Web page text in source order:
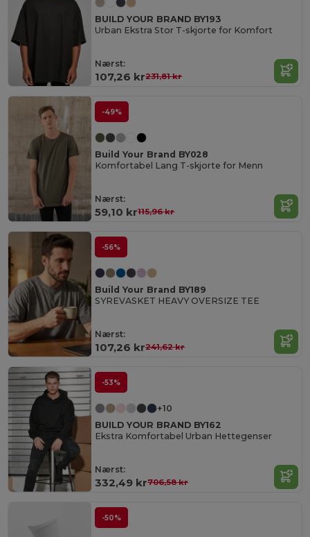
BUILD YOUR BRAND BY193
Urban Ekstra Stor T-skjorte for Komfort
Nærst:
107,26 kr231,81 kr
-49%
Build Your Brand BY028
Komfortabel Lang T-skjorte for Menn
Nærst:
59,10 kr115,96 kr
-56%
Build Your Brand BY189
SYREVASKET HEAVY OVERSIZE TEE
Nærst:
107,26 kr241,62 kr
-53%
+10
BUILD YOUR BRAND BY162
Ekstra Komfortabel Urban Hettegenser
Nærst:
332,49 kr706,58 kr
-50%